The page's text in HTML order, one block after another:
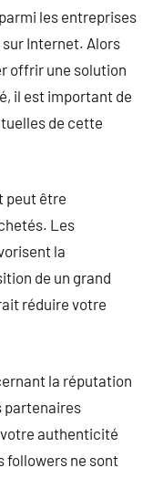
les entreprises
Internet. Alors
offrir une solution
il est important de
de cette
peut être
Les
la
de un grand
réduire votre
la réputation
partenaires
authenticité
followers ne sont